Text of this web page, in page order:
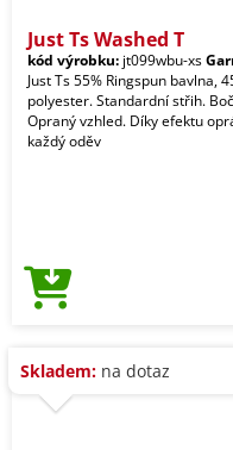
Just Ts Washed T
kód výrobku: jt099wbu-xs
Just Ts 55% Ringspun bavlna,
polyester. Standardní střih.
Opraný vzhled. Díky efektu
každý oděv
Skladem: na dotaz